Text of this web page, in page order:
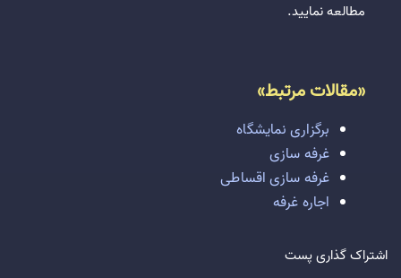
مطالعه نمایید.
«مقالات مرتبط»
برگزاری نمایشگاه
غرفه سازی
غرفه سازی اقساطی
اجاره غرفه
اشتراک گذاری پست